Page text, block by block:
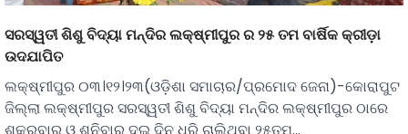
ସରସ୍ୱତୀ ଶିଶୁ ବିଦ୍ୟା ମନ୍ଦିର ଲକ୍ଷ୍ମୀପୁର ର ୨୫ ତମ ବାର୍ଷିକ କ୍ରୀଡ଼ା
ଉଦଯାପିତ
ଲକ୍ଷ୍ମୀପୁର ୦୩।୧୨।୨୩(ଓଡ଼ିଶା ସମାଚାର/ପ୍ରମୋଦ ଜେନା)-କୋରାପୁଟ
ଜିଲ୍ଲା ଲକ୍ଷ୍ମୀପୁର ସରସ୍ୱତୀ ଶିଶୁ ବିଦ୍ୟା ମନ୍ଦିର ଲକ୍ଷ୍ମୀପୁର ଠାରେ